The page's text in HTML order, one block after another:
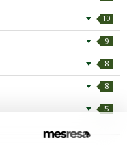
10
9
8
8
5